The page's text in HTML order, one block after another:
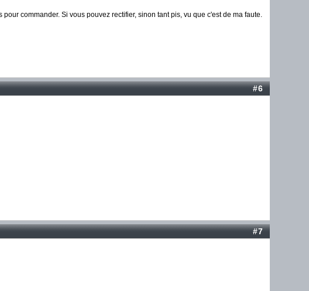
commander. Si vous pouvez rectifier, sinon tant pis, vu que c'est de ma faute.
#6
#7